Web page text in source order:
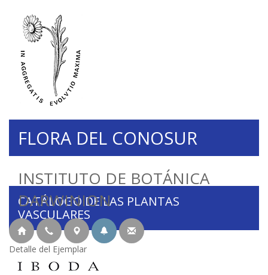
INSTITUTO DE BOTÁNICA
DARWINION
FLORA DEL CONOSUR
CATÁLOGO DE LAS PLANTAS
VASCULARES
Detalle del Ejemplar